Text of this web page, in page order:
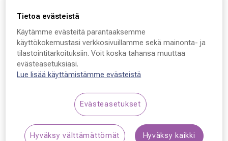
Kate Spade Fara/S,
AU2M2 57 - 12 - 140
Synttäriale: erä merkkiaurinkolaseja –50 %,
katso alennetut tuotteet!
Tietoa evästeistä
Käytämme evästeitä parantaaksemme
käyttökokemustasi verkkosivuillamme sekä mainonta- ja
tilastointitarkoituksiin. Voit koska tahansa muuttaa
evästeasetuksiasi.
Lue lisää käyttämistämme evästeistä
Evästeasetukset
Hyväksy välttämättömät Hyväksy kaikki